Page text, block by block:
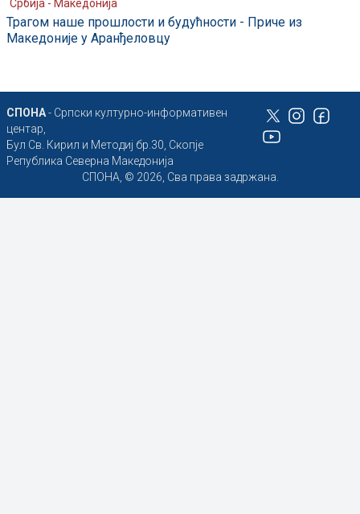
Србија - Македонија
Трагом наше прошлости и будућности - Приче из
Македоније у Аранђеловцу
СПОНА- Српски културно-информативен
центар,
Бул Св. Кирил и Методиј бр.30, Скопје
Република Северна Македонија
СПОНА, © 2026, Сва права задржана.